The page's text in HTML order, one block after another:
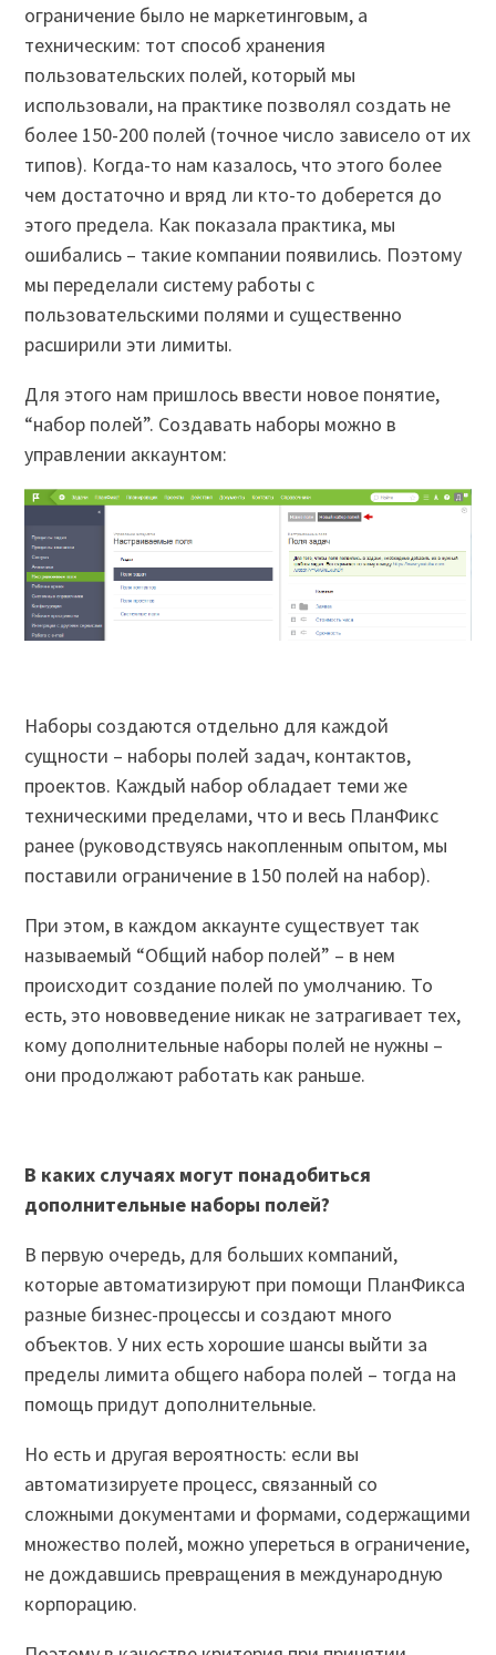
ограничение было не маркетинговым, а
техническим: тот способ хранения
пользовательских полей, который мы
использовали, на практике позволял создать не
более 150-200 полей (точное число зависело от их
типов). Когда-то нам казалось, что этого более
чем достаточно и вряд ли кто-то доберется до
этого предела. Как показала практика, мы
ошибались – такие компании появились. Поэтому
мы переделали систему работы с
пользовательскими полями и существенно
расширили эти лимиты.
Для этого нам пришлось ввести новое понятие,
“набор полей”. Создавать наборы можно в
управлении аккаунтом:
Наборы создаются отдельно для каждой
сущности – наборы полей задач, контактов,
проектов. Каждый набор обладает теми же
техническими пределами, что и весь ПланФикс
ранее (руководствуясь накопленным опытом, мы
поставили ограничение в 150 полей на набор).
При этом, в каждом аккаунте существует так
называемый “Общий набор полей” – в нем
происходит создание полей по умолчанию. То
есть, это нововведение никак не затрагивает тех,
кому дополнительные наборы полей не нужны –
они продолжают работать как раньше.
В каких случаях могут понадобиться
дополнительные наборы полей?
В первую очередь, для больших компаний,
которые автоматизируют при помощи ПланФикса
разные бизнес-процессы и создают много
объектов. У них есть хорошие шансы выйти за
пределы лимита общего набора полей – тогда на
помощь придут дополнительные.
Но есть и другая вероятность: если вы
автоматизируете процесс, связанный со
сложными документами и формами, содержащими
множество полей, можно упереться в ограничение,
не дождавшись превращения в международную
корпорацию.